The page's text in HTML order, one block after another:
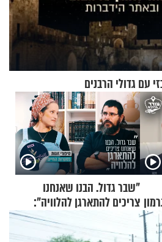
גדולי הרבנים
"שבר גדול. הבנו שאנחנו
צריכים להתארגן להלוויה":
זוגיות במבחן, הפעם עם מרים
וגד דנינו